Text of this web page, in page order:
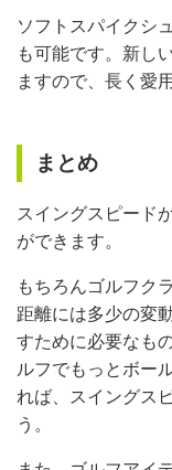
ソフトスパイクシ
も可能です。新し
ますので、長く愛
まとめ
スイングスピード
ができます。
もちろんゴルフク
距離には多少の変
すために必要なも
ルフでもっとボー
れば、スイングス
う。